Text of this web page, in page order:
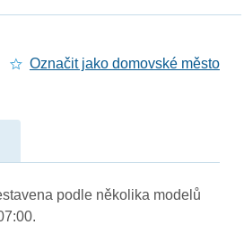
Označit jako domovské město
podle několika modelů